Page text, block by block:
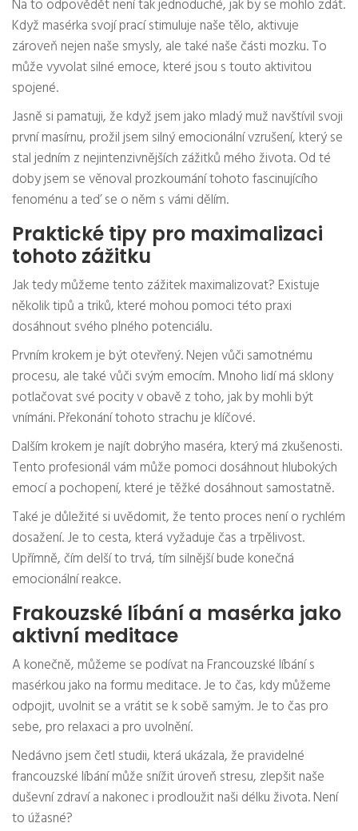
Na to odpovědět není tak jednoduché, jak by se mohlo zdát.
Když masérka svojí prací stimuluje naše tělo, aktivuje
zároveň nejen naše smysly, ale také naše části mozku. To
může vyvolat silné emoce, které jsou s touto aktivitou
spojené.
Jasně si pamatuji, že když jsem jako mladý muž navštívil svoji
první masírnu, prožil jsem silný emocionální vzrušení, který se
stal jedním z nejintenzivnějších zážitků mého života. Od té
doby jsem se věnoval prozkoumání tohoto fascinujícího
fenoménu a teď se o něm s vámi dělím.
Praktické tipy pro maximalizaci
tohoto zážitku
Jak tedy můžeme tento zážitek maximalizovat? Existuje
několik tipů a triků, které mohou pomoci této praxi
dosáhnout svého plného potenciálu.
Prvním krokem je být otevřený. Nejen vůči samotnému
procesu, ale také vůči svým emocím. Mnoho lidí má sklony
potlačovat své pocity v obavě z toho, jak by mohli být
vnímáni. Překonání tohoto strachu je klíčové.
Dalším krokem je najít dobrýho maséra, který má zkušenosti.
Tento profesionál vám může pomoci dosáhnout hlubokých
emocí a pochopení, které je těžké dosáhnout samostatně.
Také je důležité si uvědomit, že tento proces není o rychlém
dosažení. Je to cesta, která vyžaduje čas a trpělivost.
Upřímně, čím delší to trvá, tím silnější bude konečná
emocionální reakce.
Frakouzské líbání a masérka jako
aktivní meditace
A konečně, můžeme se podívat na Francouzské líbání s
masérkou jako na formu meditace. Je to čas, kdy můžeme
odpojit, uvolnit se a vrátit se k sobě samým. Je to čas pro
sebe, pro relaxaci a pro uvolnění.
Nedávno jsem četl studii, která ukázala, že pravidelné
francouzské líbání může snížit úroveň stresu, zlepšit naše
duševní zdraví a nakonec i prodloužit naši délku života. Není
to úžasné?